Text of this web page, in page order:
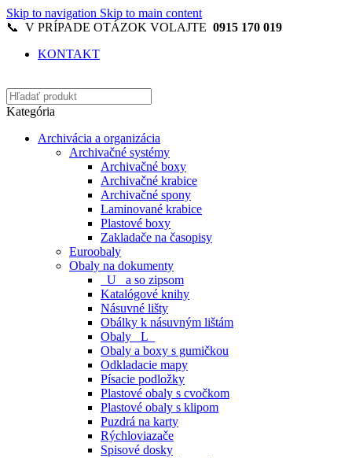
Skip to navigation Skip to main content
📞 V PRÍPADE OTÁZOK VOLAJTE 0915 170 019
KONTAKT
Kategória
Archivácia a organizácia
Archivačné systémy
Archivačné boxy
Archivačné krabice
Archivačné spony
Laminované krabice
Plastové boxy
Zakladače na časopisy
Euroobaly
Obaly na dokumenty
_U_ a so zipsom
Katalógové knihy
Násuvné lišty
Obálky k násuvným lištám
Obaly _L_
Obaly a boxy s gumičkou
Odkladacie mapy
Písacie podložky
Plastové obaly s cvočkom
Plastové obaly s klipom
Puzdrá na karty
Rýchloviazače
Spisové dosky